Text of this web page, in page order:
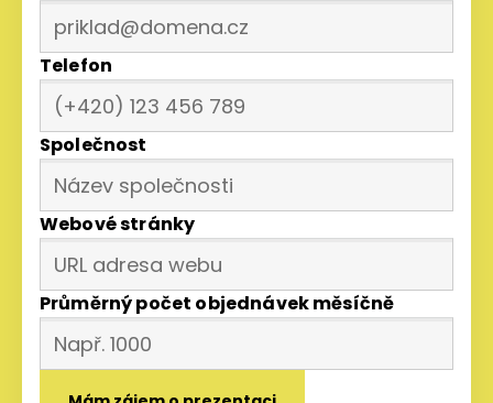
Telefon
Společnost
Webové stránky
Průměrný počet objednávek měsíčně